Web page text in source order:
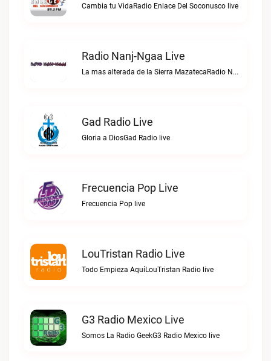
Cambia tu VidaRadio Enlace Del Soconusco live
Radio Nanj-Ngaa Live
La mas alterada de la Sierra MazatecaRadio Nanj-Ngaa live
Gad Radio Live
Gloria a DiosGad Radio live
Frecuencia Pop Live
Frecuencia Pop live
LouTristan Radio Live
Todo Empieza AquíLouTristan Radio live
G3 Radio Mexico Live
Somos La Radio GeekG3 Radio Mexico live